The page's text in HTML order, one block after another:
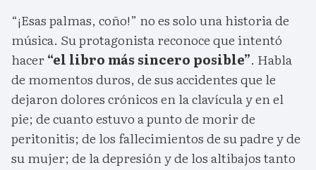
“¡Esas palmas, coño!” no es solo una historia de
música. Su protagonista reconoce que intentó
hacer“el libro más sincero posible”. Habla
de momentos duros, de sus accidentes que le
dejaron dolores crónicos en la clavícula y en el
pie; de cuanto estuvo a punto de morir de
peritonitis; de los fallecimientos de su padre y de
su mujer; de la depresión y de los altibajos tanto